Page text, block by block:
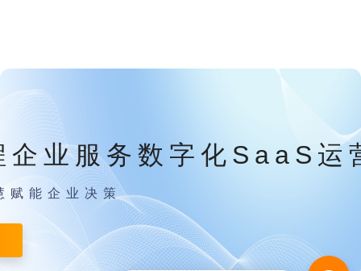
企业服务数字化SaaS运
赋能企业决策